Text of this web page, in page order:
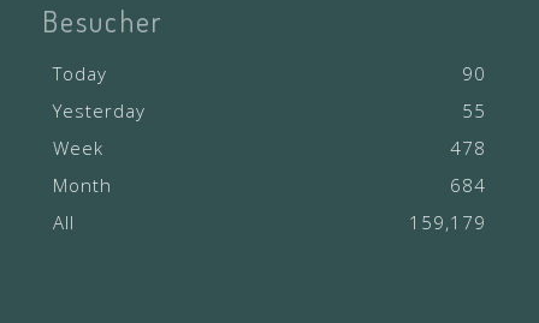
Besucher
Today
90
Yesterday
55
Week
478
Month
684
All
159,179